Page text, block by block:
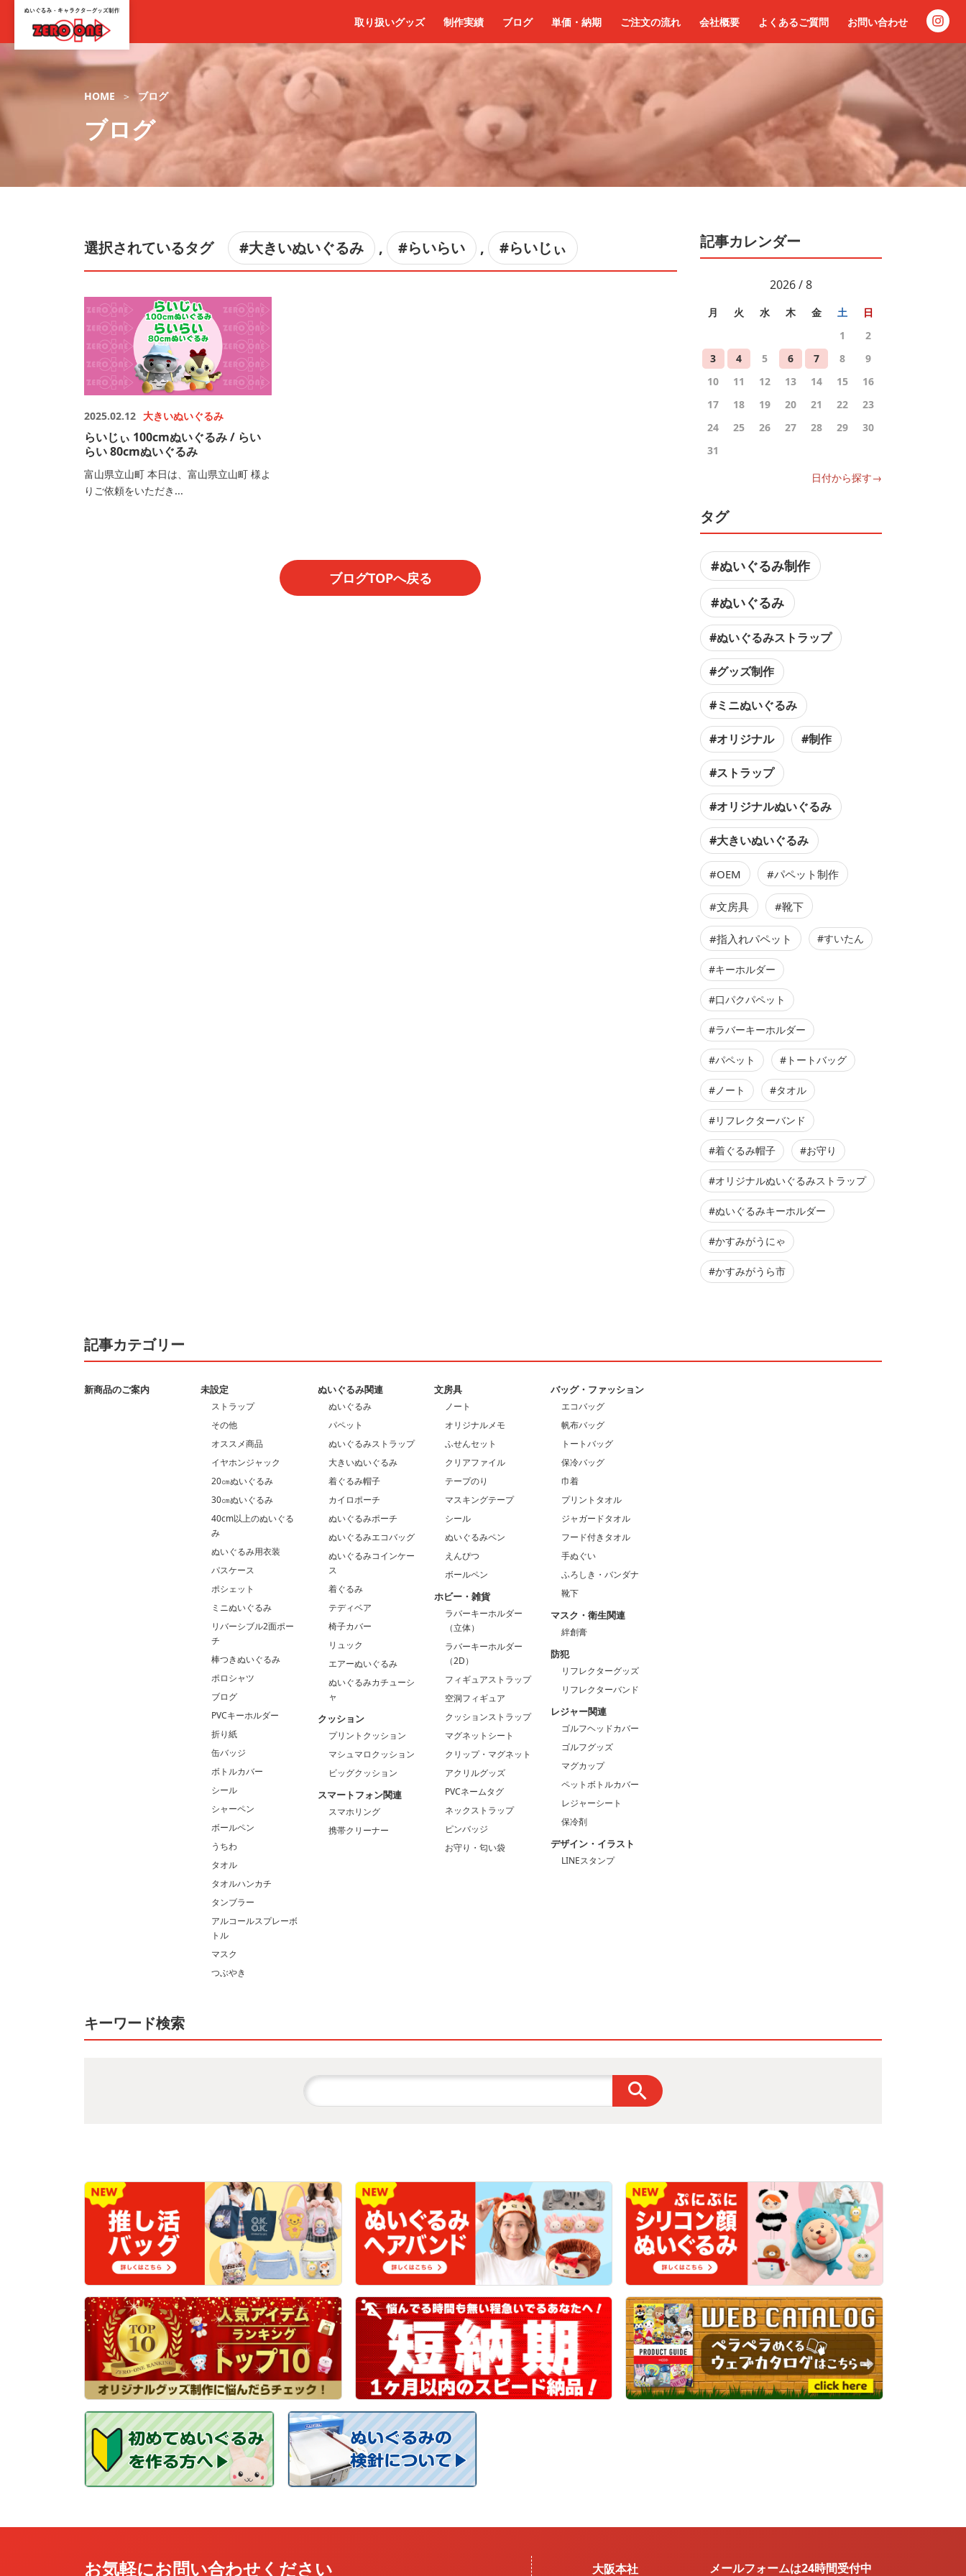
取り扱いグッズ 制作実績 ブログ 単価・納期 ご注文の流れ 会社概要 よくあるご質問 お問い合わせ
HOME ブログ
ブログ
選択されているタグ #大きいぬいぐるみ , #らいらい , #らいじぃ
2025.02.12 大きいぬいぐるみ
らいじぃ 100cmぬいぐるみ / らい
らい 80cmぬいぐるみ
富山県立山町 本日は、富山県立山町 様よ
りご依頼をいただき...
ブログTOPへ戻る
記事カレンダー
2026 / 8
月 火 水 木 金 土
日
1
2
3
4 5 6 7 8
9
10
11 12 13 14 15
16
17
18 19 20 21 22
23
24
25 26 27 28 29
30
31
日付から探す→
タグ
#ぬいぐるみ制作
#ぬいぐるみ
#ぬいぐるみストラップ
#グッズ制作
#ミニぬいぐるみ
#オリジナル #制作
#ストラップ
#オリジナルぬいぐるみ
#大きいぬいぐるみ
#OEM #パペット制作
#文房具 #靴下
#指入れパペット #すいたん
#キーホルダー
#口パクパペット
#ラバーキーホルダー
#パペット #トートバッグ
#ノート #タオル
#リフレクターバンド
#着ぐるみ帽子 #お守り
#オリジナルぬいぐるみストラップ
#ぬいぐるみキーホルダー
#かすみがうにゃ
#かすみがうら市
記事カテゴリー
新商品のご案内 未設定
ストラップ
その他
オススメ商品
イヤホンジャック
20㎝ぬいぐるみ
30㎝ぬいぐるみ
40cm以上のぬいぐる
み
ぬいぐるみ用衣装
パスケース
ポシェット
ミニぬいぐるみ
リバーシブル2面ポー
チ
棒つきぬいぐるみ
ポロシャツ
ブログ
PVCキーホルダー
折り紙
缶バッジ
ボトルカバー
シール
シャーペン
ボールペン
うちわ
タオル
タオルハンカチ
タンブラー
アルコールスプレーボ
トル
マスク
つぶやき
ぬいぐるみ関連
ぬいぐるみ
パペット
ぬいぐるみストラップ
大きいぬいぐるみ
着ぐるみ帽子
カイロポーチ
ぬいぐるみポーチ
ぬいぐるみエコバッグ
ぬいぐるみコインケー
ス
着ぐるみ
テディベア
椅子カバー
リュック
エアーぬいぐるみ
ぬいぐるみカチューシ
ャ
クッション
プリントクッション
マシュマロクッション
ビッグクッション
スマートフォン関連
スマホリング
携帯クリーナー
文房具
ノート
オリジナルメモ
ふせんセット
クリアファイル
テープのり
マスキングテープ
シール
ぬいぐるみペン
えんぴつ
ボールペン
ホビー・雑貨
ラバーキーホルダー
（立体）
ラバーキーホルダー
（2D）
フィギュアストラップ
空洞フィギュア
クッションストラップ
マグネットシート
クリップ・マグネット
アクリルグッズ
PVCネームタグ
ネックストラップ
ピンバッジ
お守り・匂い袋
バッグ・ファッション
エコバッグ
帆布バッグ
トートバッグ
保冷バッグ
巾着
プリントタオル
ジャガードタオル
フード付きタオル
手ぬぐい
ふろしき・バンダナ
靴下
マスク・衛生関連
絆創膏
防犯
リフレクターグッズ
リフレクターバンド
レジャー関連
ゴルフヘッドカバー
ゴルフグッズ
マグカップ
ペットボトルカバー
レジャーシート
保冷剤
デザイン・イラスト
LINEスタンプ
キーワード検索
お気軽にお問い合わせください 大阪本社 メールフォームは24時間受付中